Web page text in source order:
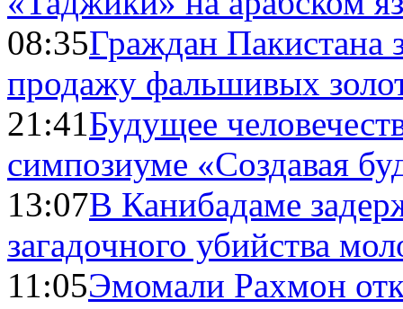
08:35Граждан Пакистана
продажу фальшивых
21:41Будущее
симпозиуме «Создавая
13:07В Канибадаме
загадочного убийства
11:05Эмомали Рахмон